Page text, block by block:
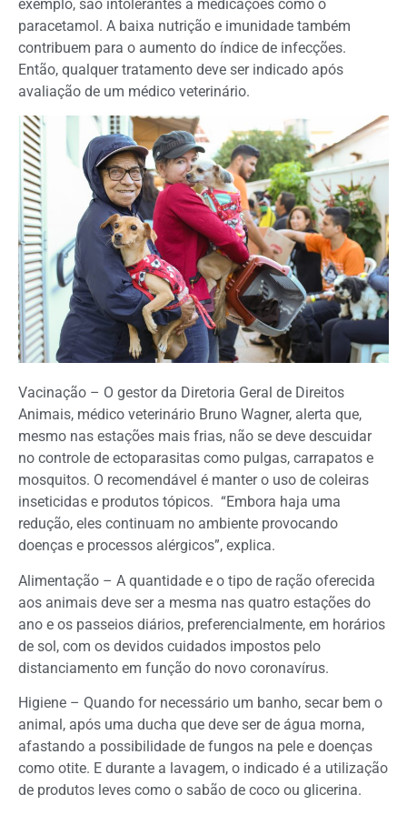
exemplo, são intolerantes a medicações como o
paracetamol. A baixa nutrição e imunidade também
contribuem para o aumento do índice de infecções.
Então, qualquer tratamento deve ser indicado após
avaliação de um médico veterinário.
Vacinação – O gestor da Diretoria Geral de Direitos
Animais, médico veterinário Bruno Wagner, alerta que,
mesmo nas estações mais frias, não se deve descuidar
no controle de ectoparasitas como pulgas, carrapatos e
mosquitos. O recomendável é manter o uso de coleiras
inseticidas e produtos tópicos. “Embora haja uma
redução, eles continuam no ambiente provocando
doenças e processos alérgicos”, explica.
Alimentação – A quantidade e o tipo de ração oferecida
aos animais deve ser a mesma nas quatro estações do
ano e os passeios diários, preferencialmente, em horários
de sol, com os devidos cuidados impostos pelo
distanciamento em função do novo coronavírus.
Higiene – Quando for necessário um banho, secar bem o
animal, após uma ducha que deve ser de água morna,
afastando a possibilidade de fungos na pele e doenças
como otite. E durante a lavagem, o indicado é a utilização
de produtos leves como o sabão de coco ou glicerina.